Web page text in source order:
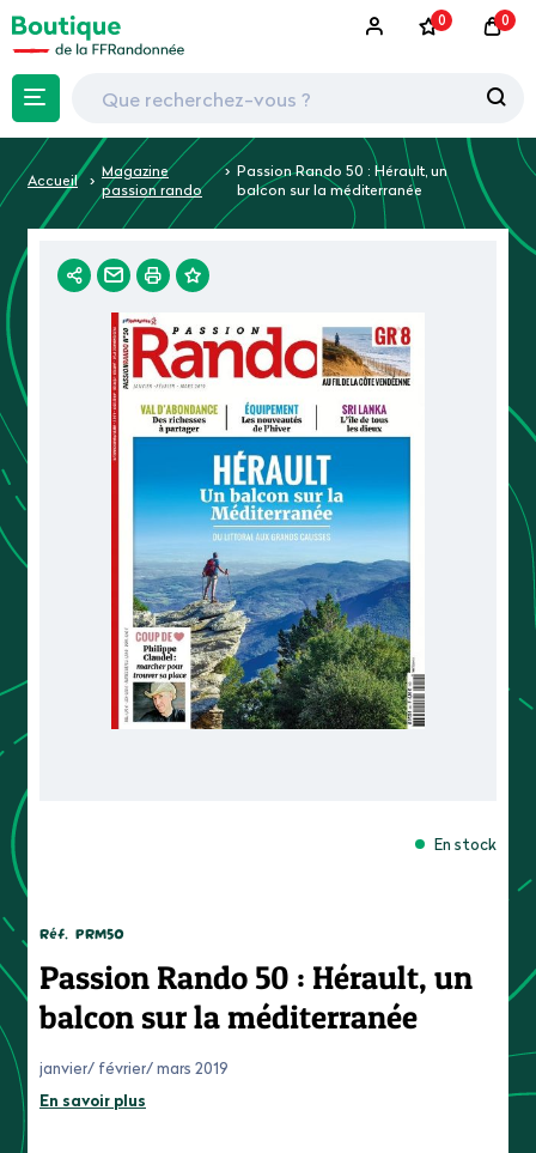
0 0
Accueil
Magazine
passion rando
Passion Rando 50 : Hérault, un
balcon sur la méditerranée
En stock
Réf. PRM50
Passion Rando 50 : Hérault, un
balcon sur la méditerranée
janvier/ février/ mars 2019
En savoir plus